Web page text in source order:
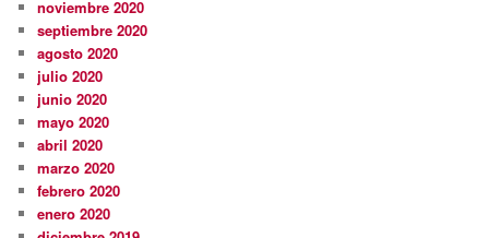
noviembre 2020
septiembre 2020
agosto 2020
julio 2020
junio 2020
mayo 2020
abril 2020
marzo 2020
febrero 2020
enero 2020